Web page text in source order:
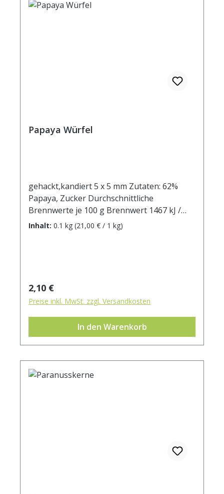
Papaya Würfel
gehackt,kandiert 5 x 5 mm Zutaten: 62%
Papaya, Zucker Durchschnittliche
Brennwerte je 100 g Brennwert 1467 kJ /
350 kcal Fett 0,0 g davon: - gesättigte
Fettsäuren 0,0 g Kohlenhydrate 88 g davon:
Inhalt: 0.1 kg (21,00 € / 1 kg)
Regulärer Preis:
2,10 €
Preise inkl. MwSt. zzgl. Versandkosten
In den Warenkorb